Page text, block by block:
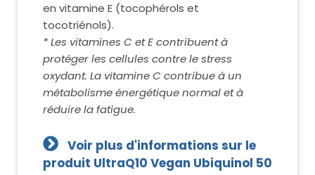
en vitamine E (tocophérols et
tocotriénols).
* Les vitamines C et E contribuent à
protéger les cellules contre le stress
oxydant. La vitamine C contribue à un
métabolisme énergétique normal et à
réduire la fatigue.
Voir plus d'informations sur le
produit UltraQ10 Vegan Ubiquinol 50